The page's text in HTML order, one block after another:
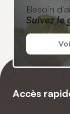
Besoin
Suivez le
Accès